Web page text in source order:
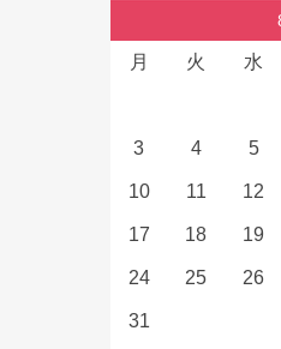
月 火 水
3 4 5
10 11 12
17 18 19
24 25 26
31